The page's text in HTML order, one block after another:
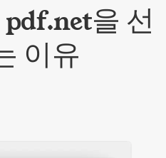
을 선
이유